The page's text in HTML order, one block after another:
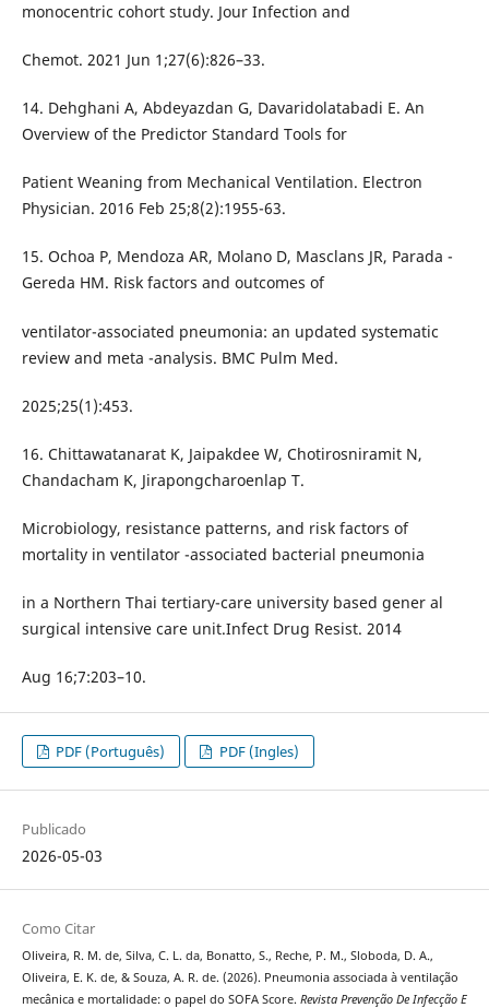
monocentric cohort study. Jour Infection and
Chemot. 2021 Jun 1;27(6):826–33.
14. Dehghani A, Abdeyazdan G, Davaridolatabadi E. An
Overview of the Predictor Standard Tools for
Patient Weaning from Mechanical Ventilation. Electron
Physician. 2016 Feb 25;8(2):1955-63.
15. Ochoa P, Mendoza AR, Molano D, Masclans JR, Parada -
Gereda HM. Risk factors and outcomes of
ventilator-associated pneumonia: an updated systematic
review and meta -analysis. BMC Pulm Med.
2025;25(1):453.
16. Chittawatanarat K, Jaipakdee W, Chotirosniramit N,
Chandacham K, Jirapongcharoenlap T.
Microbiology, resistance patterns, and risk factors of
mortality in ventilator -associated bacterial pneumonia
in a Northern Thai tertiary-care university based gener al
surgical intensive care unit.Infect Drug Resist. 2014
Aug 16;7:203–10.
PDF (Português) PDF (Ingles)
Publicado
2026-05-03
Como Citar
Oliveira, R. M. de, Silva, C. L. da, Bonatto, S., Reche, P. M., Sloboda, D. A.,
Oliveira, E. K. de, & Souza, A. R. de. (2026). Pneumonia associada à ventilação
mecânica e mortalidade: o papel do SOFA Score. Revista Prevenção De Infecção E